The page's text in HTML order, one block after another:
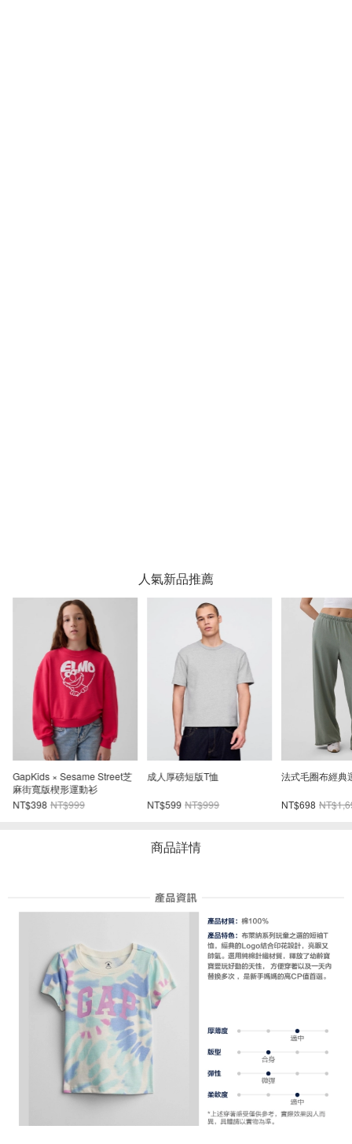
人氣新品推薦
GapKids × Sesame Street芝
麻街寬版楔形運動衫
NT$398 NT$999
成人厚磅短版T恤
NT$599 NT$999
法式毛圈布經典
NT$698
商品詳情